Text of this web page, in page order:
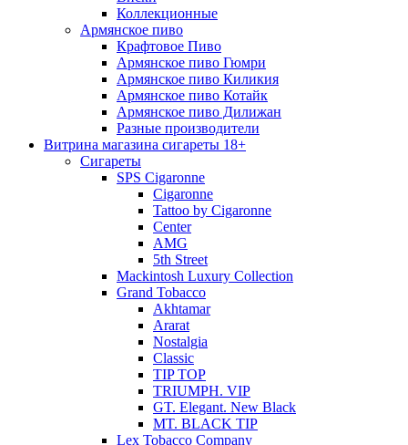
Коллекционные
Армянское пиво
Крафтовое Пиво
Армянское пиво Гюмри
Армянское пиво Киликия
Армянское пиво Котайк
Армянское пиво Дилижан
Разные производители
Витрина магазина сигареты 18+
Cигареты
SPS Cigaronne
Сigaronne
Tattoo by Cigaronne
Center
AMG
5th Street
Mackintosh Luxury Collection
Grand Tobacco
Akhtamar
Ararat
Nostalgia
Classic
TIP TOP
TRIUMPH. VIP
GT. Elegant. New Black
MT. BLACK TIP
Lex Tobacco Company